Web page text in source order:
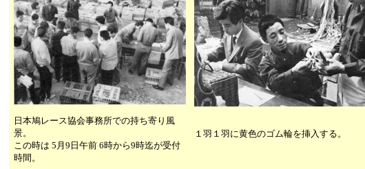
日本鳩レース協会事務所での持ち寄り風
景。
この時は 5月9日午前 6時から9時迄が受付
時間。
１羽１羽に黄色のゴム輪を挿入する。